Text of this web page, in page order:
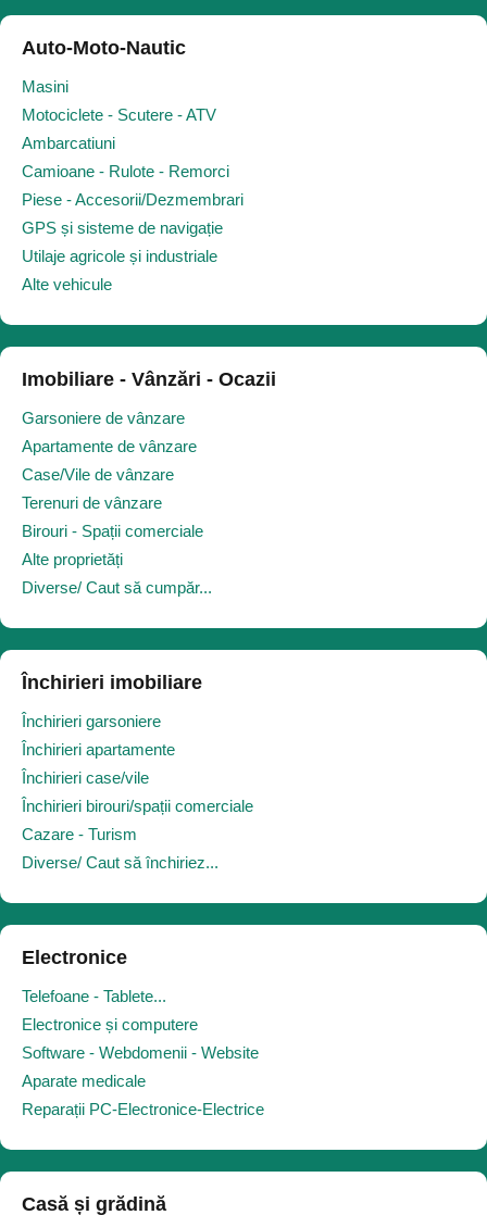
Auto-Moto-Nautic
Masini
Motociclete - Scutere - ATV
Ambarcatiuni
Camioane - Rulote - Remorci
Piese - Accesorii/Dezmembrari
GPS și sisteme de navigație
Utilaje agricole și industriale
Alte vehicule
Imobiliare - Vânzări - Ocazii
Garsoniere de vânzare
Apartamente de vânzare
Case/Vile de vânzare
Terenuri de vânzare
Birouri - Spații comerciale
Alte proprietăți
Diverse/ Caut să cumpăr...
Închirieri imobiliare
Închirieri garsoniere
Închirieri apartamente
Închirieri case/vile
Închirieri birouri/spații comerciale
Cazare - Turism
Diverse/ Caut să închiriez...
Electronice
Telefoane - Tablete...
Electronice și computere
Software - Webdomenii - Website
Aparate medicale
Reparații PC-Electronice-Electrice
Casă și grădină